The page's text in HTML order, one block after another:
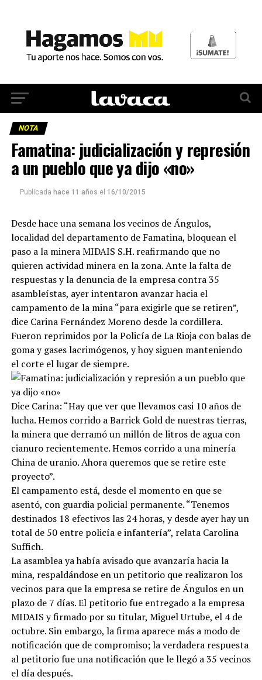
NOTA
Famatina: judicialización y represión
a un pueblo que ya dijo «no»
Publicada hace 11 años el 16/10/2015
Desde hace una semana los vecinos de Ángulos,
localidad del departamento de Famatina, bloquean el
paso a la minera MIDAIS S.H. reafirmando que no
quieren actividad minera en la zona. Ante la falta de
respuestas y la denuncia de la empresa contra 35
asambleístas, ayer intentaron avanzar hacia el
campamento de la mina “para exigirle que se retiren”,
dice Carina Fernández Moreno desde la cordillera.
Fueron reprimidos por la Policía de La Rioja con balas de
goma y gases lacrimógenos, y hoy siguen manteniendo
el corte el lugar de siempre.
Dice Carina: “Hay que ver que llevamos casi 10 años de
lucha. Hemos corrido a Barrick Gold de nuestras tierras,
la minera que derramó un millón de litros de agua con
cianuro recientemente. Hemos corrido a una minería
China de uranio. Ahora queremos que se retire este
proyecto”.
El campamento está, desde el momento en que se
asentó, con guardia policial permanente. “Tenemos
destinados 18 efectivos las 24 horas, y desde ayer hay un
total de 50 entre policía e infantería”, relata Carolina
Suffich.
La asamblea ya había avisado que avanzaría hacia la
mina, respaldándose en un petitorio que realizaron los
vecinos para que la empresa se retire de Ángulos en un
plazo de 7 días. El petitorio fue entregado a la empresa
MIDAIS y firmado por su titular, Miguel Urtube, el 4 de
octubre. Sin embargo, la firma aparece más a modo de
notificación que de compromiso; la verdadera respuesta
al petitorio fue una notificación que le llegó a 35 vecinos
el día después.